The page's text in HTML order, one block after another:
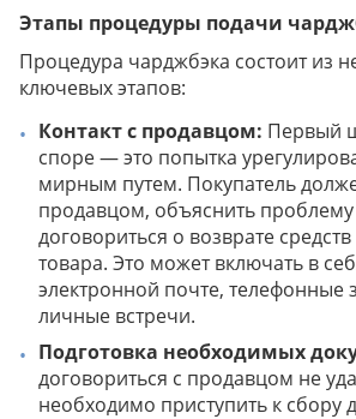
Этапы процедуры подачи
Процедура чарджбэка состоит из
ключевых этапов:
Контакт с продавцом: Первый
споре — это попытка
мирным путем. Покупатель
продавцом, объяснить проблему
договориться о возврате
товара. Это может включать в
электронной почте, телефонные
личные встречи.
Подготовка необходимых
договориться с продавцом не
необходимо приступить к сбору